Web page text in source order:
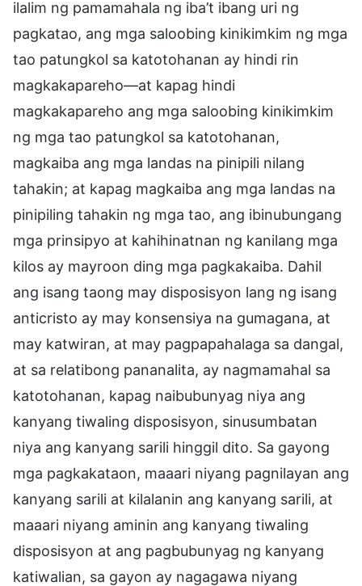
ilalim ng pamamahala ng iba’t ibang uri ng
pagkatao, ang mga saloobing kinikimkim ng mga
tao patungkol sa katotohanan ay hindi rin
magkakapareho—at kapag hindi
magkakapareho ang mga saloobing kinikimkim
ng mga tao patungkol sa katotohanan,
magkaiba ang mga landas na pinipili nilang
tahakin; at kapag magkaiba ang mga landas na
pinipiling tahakin ng mga tao, ang ibinubungang
mga prinsipyo at kahihinatnan ng kanilang mga
kilos ay mayroon ding mga pagkakaiba. Dahil
ang isang taong may disposisyon lang ng isang
anticristo ay may konsensiya na gumagana, at
may katwiran, at may pagpapahalaga sa dangal,
at sa relatibong pananalita, ay nagmamahal sa
katotohanan, kapag naibubunyag niya ang
kanyang tiwaling disposisyon, sinusumbatan
niya ang kanyang sarili hinggil dito. Sa gayong
mga pagkakataon, maaari niyang pagnilayan ang
kanyang sarili at kilalanin ang kanyang sarili, at
maaari niyang aminin ang kanyang tiwaling
disposisyon at ang pagbubunyag ng kanyang
katiwalian, sa gayon ay nagagawa niyang